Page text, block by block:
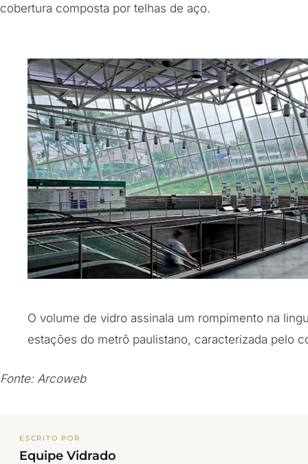
cobertura composta por telhas de aço.
O volume de vidro assinala um rompimento na
estações do metrô paulistano, caracterizada pelo
Fonte: Arcoweb
ESCRITO POR
Equipe Vidrado